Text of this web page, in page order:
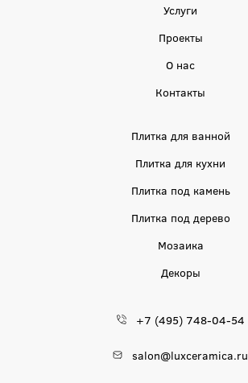
Услуги
Проекты
О нас
Контакты
Плитка для ванной
Плитка для кухни
Плитка под камень
Плитка под дерево
Мозаика
Декоры
+7 (495) 748-04-54
salon@luxceramica.ru